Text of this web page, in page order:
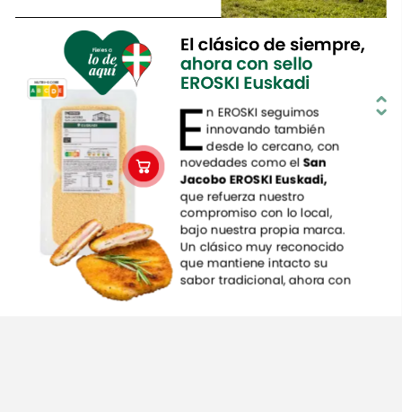
A B D E
C
NUTRI-SCORE
D
El clásicodesiempre,
ahora con sello
EROSKI Euskadi
una lechepasteurizada
UHT), conuntratamiento
térmico mássuave,que
ayudaa conservarsu
naturalysuvalornutritivo.
Además,serecoge largos
recorridosyllega
de1litrodeplástico
reciclado.
En EROSKI seguimos
innovando también
desde lo cercano, con
novedades como el San
Jacobo EROSKI Euskadi,
que refuerza nuestro
compromiso con lo local,
bajo nuestra propia marca.
Un clásico muy reconocido
que mantiene intacto su
sabor tradicional, ahora con